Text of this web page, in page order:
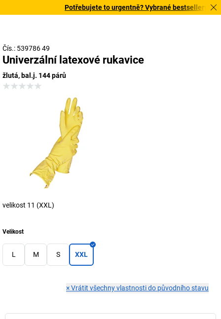
Potřebujete to urgentně? Vybrané bestsellery
Čís.: 539786 49
Univerzální latexové rukavice
žlutá, bal.j. 144 párů
velikost 11 (XXL)
Velikost
L M S XXL
×Vrátit všechny vlastnosti do původního stavu